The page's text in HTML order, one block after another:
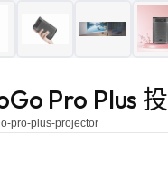
Pro Plus
pro-plus-projector